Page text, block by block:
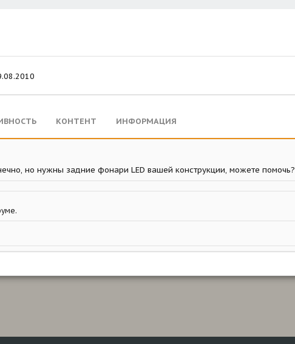
КОНТЕНТ ИНФОРМАЦИЯ
но нужны задние фонари LED вашей конструкции, можете помочь?